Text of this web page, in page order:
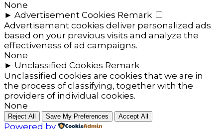
None
► Advertisement Cookies Remark
Advertisement cookies deliver personalized ads
based on your previous visits and analyze the
effectiveness of ad campaigns.
None
► Unclassified Cookies Remark
Unclassified cookies are cookies that we are in
the process of classifying, together with the
providers of individual cookies.
None
Reject All Save My Preferences Accept All
Powered by